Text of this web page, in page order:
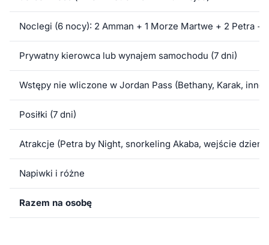
Noclegi (6 nocy): 2 Amman + 1 Morze Martwe + 2 Petra +
Prywatny kierowca lub wynajem samochodu (7 dni)
Wstępy nie wliczone w Jordan Pass (Bethany, Karak, inne
Posiłki (7 dni)
Atrakcje (Petra by Night, snorkeling Akaba, wejście
Napiwki i różne
Razem na osobę